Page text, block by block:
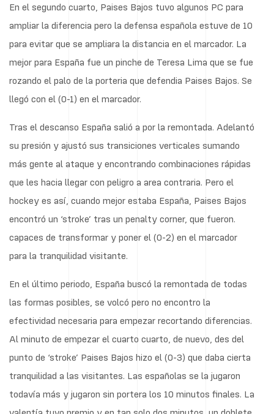
En el segundo cuarto, Paises Bajos tuvo algunos PC para
ampliar la diferencia pero la defensa española estuve de 10
para evitar que se ampliara la distancia en el marcador. La
mejor para España fue un pinche de Teresa Lima que se fue
rozando el palo de la porteria que defendia Paises Bajos. Se
llegó con el (0-1) en el marcador.
Tras el descanso España salió a por la remontada. Adelantó
su presión y ajustó sus transiciones verticales sumando
más gente al ataque y encontrando combinaciones rápidas
que les hacia llegar con peligro a area contraria. Pero el
hockey es así, cuando mejor estaba España, Paises Bajos
encontró un ‘stroke’ tras un penalty corner, que fueron.
capaces de transformar y poner el (0-2) en el marcador
para la tranquilidad visitante.
En el último periodo, España buscó la remontada de todas
las formas posibles, se volcó pero no encontro la
efectividad necesaria para empezar recortando diferencias.
Al minuto de empezar el cuarto cuarto, de nuevo, des del
punto de ‘stroke’ Paises Bajos hizo el (0-3) que daba cierta
tranquilidad a las visitantes. Las españolas se la jugaron
todavía más y jugaron sin portera los 10 minutos finales. La